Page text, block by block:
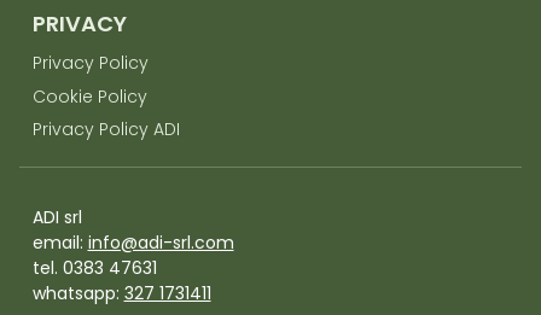
PRIVACY
Privacy Policy
Cookie Policy
Privacy Policy ADI
ADI srl
email: info@adi-srl.com
tel. 0383 47631
whatsapp: 327 1731411